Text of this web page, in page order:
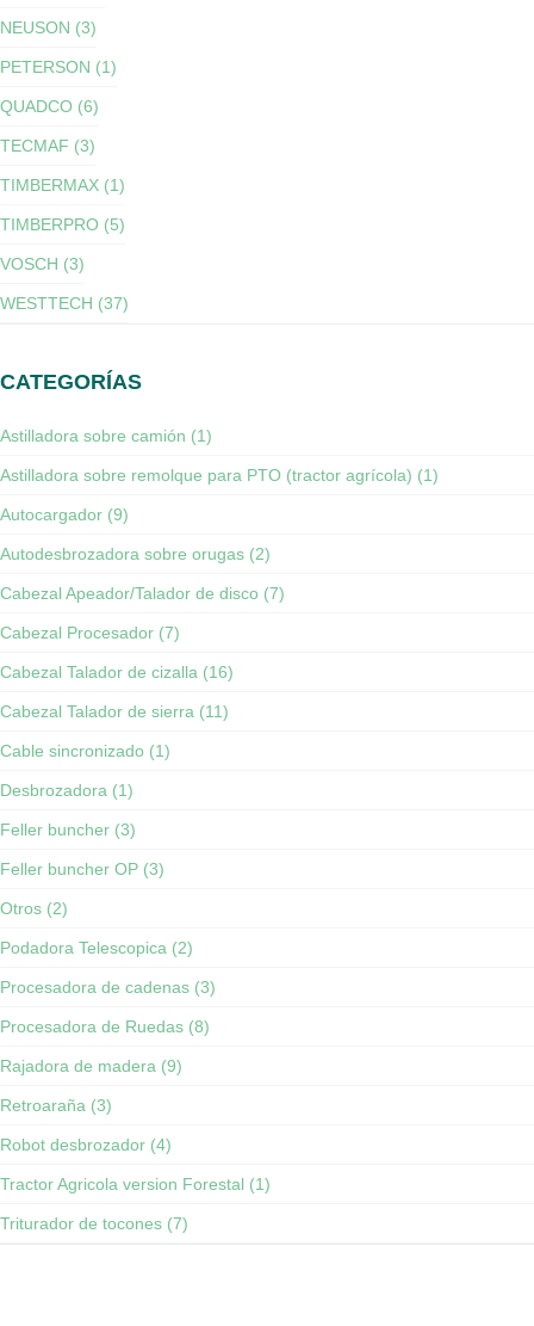
NEUSON (3)
PETERSON (1)
QUADCO (6)
TECMAF (3)
TIMBERMAX (1)
TIMBERPRO (5)
VOSCH (3)
WESTTECH (37)
CATEGORÍAS
Astilladora sobre camión (1)
Astilladora sobre remolque para PTO (tractor agrícola) (1)
Autocargador (9)
Autodesbrozadora sobre orugas (2)
Cabezal Apeador/Talador de disco (7)
Cabezal Procesador (7)
Cabezal Talador de cizalla (16)
Cabezal Talador de sierra (11)
Cable sincronizado (1)
Desbrozadora (1)
Feller buncher (3)
Feller buncher OP (3)
Otros (2)
Podadora Telescopica (2)
Procesadora de cadenas (3)
Procesadora de Ruedas (8)
Rajadora de madera (9)
Retroaraña (3)
Robot desbrozador (4)
Tractor Agricola version Forestal (1)
Triturador de tocones (7)